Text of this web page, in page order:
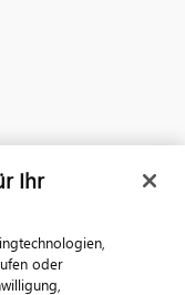
Ihr
oder